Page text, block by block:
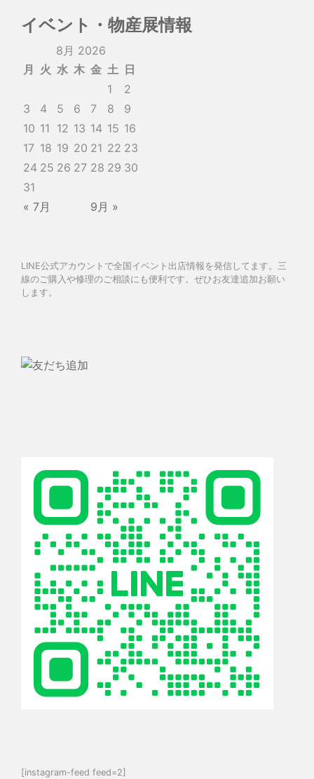
イベント・物産展情報
8月 2026
月
火 水 木 金 土 日
1
2
3
4 5 6 7 8
9
10 11 12 13 14 15 16
17 18 19 20 21 22 23
24 25 26 27 28 29 30
31
« 7月
9月 »
LINE公式アカウントで全国イベント出店情報を発信してます。三
線のご購入や修理のご相談にも便利です。ぜひお友達追加お願い
します。
[instagram-feed feed=2]